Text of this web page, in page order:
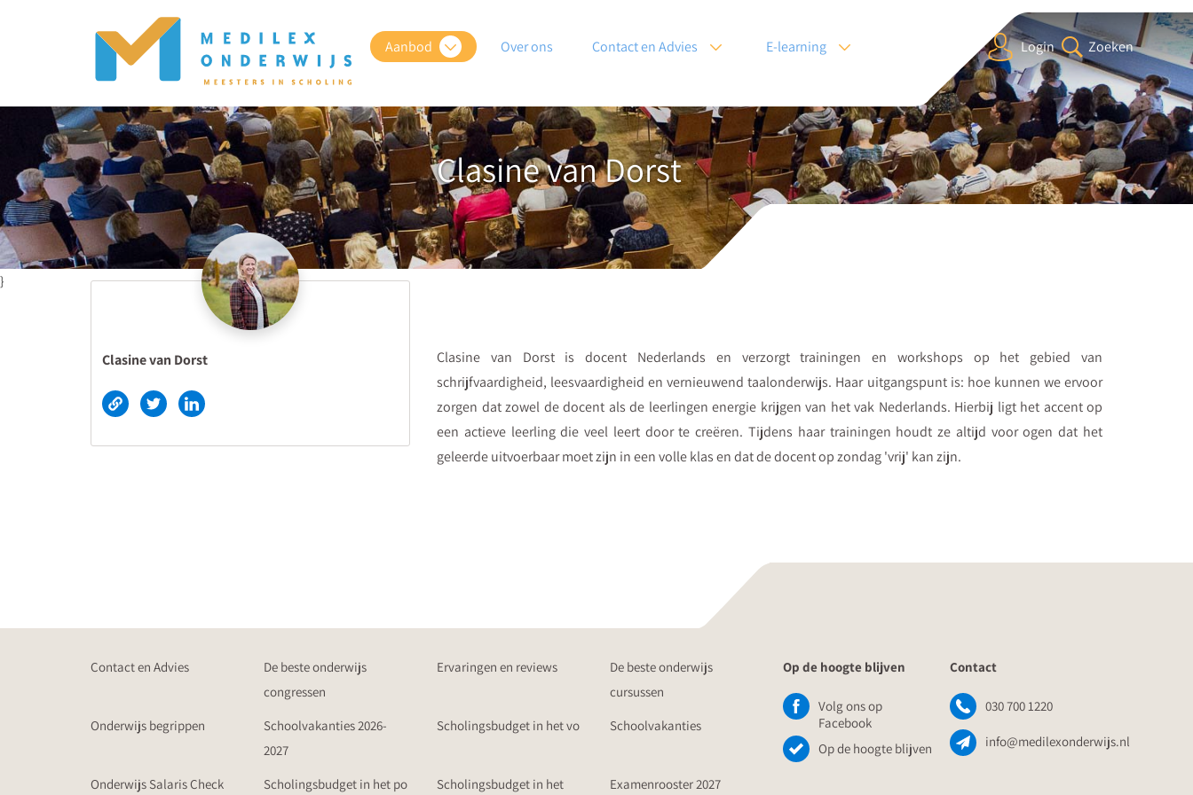
Aanbod Over ons Contact en Advies E-learning Login Zoeken
Clasine van Dorst
}
Clasine van Dorst
Clasine van Dorst is docent Nederlands en verzorgt trainingen en workshops op het gebied van
schrijfvaardigheid, leesvaardigheid en vernieuwend taalonderwijs. Haar uitgangspunt is: hoe kunnen we ervoor
zorgen dat zowel de docent als de leerlingen energie krijgen van het vak Nederlands. Hierbij ligt het accent op
een actieve leerling die veel leert door te creëren. Tijdens haar trainingen houdt ze altijd voor ogen dat het
geleerde uitvoerbaar moet zijn in een volle klas en dat de docent op zondag 'vrij' kan zijn.
Contact en Advies
De beste onderwijs
congressen
Ervaringen en reviews
De beste onderwijs
cursussen
Onderwijs begrippen
Schoolvakanties 2026-
2027
Scholingsbudget in het vo Schoolvakanties
Onderwijs Salaris Check Scholingsbudget in het po Scholingsbudget in het Examenrooster 2027
Op de hoogte blijven
Volg ons op
Facebook
Op de hoogte blijven
Contact
030 700 1220
info@medilexonderwijs.nl